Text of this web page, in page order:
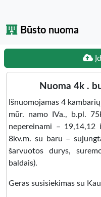
Būsto nuoma
Nuoma 4k .
Išnuomojamas 4
mūr. namo IVa., b.pl.
nepereinami – 19,14,12
8kv.m. su baru –
šarvuotos durys,
baldais).
Geras susisiekimas su